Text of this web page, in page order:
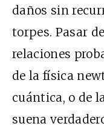
daños sin
torpes. Pasar
relaciones
de la física
cuántica, o de
suena